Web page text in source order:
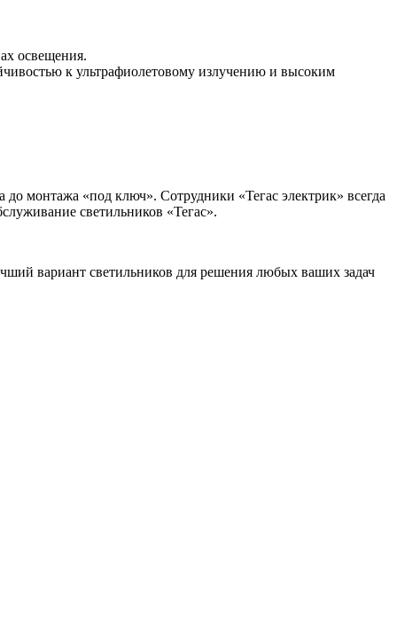
освещения.
к ультрафиолетовому излучению и высоким
монтажа «под ключ». Сотрудники «Тегас электрик» всегда
светильников «Тегас».
вариант светильников для решения любых ваших задач